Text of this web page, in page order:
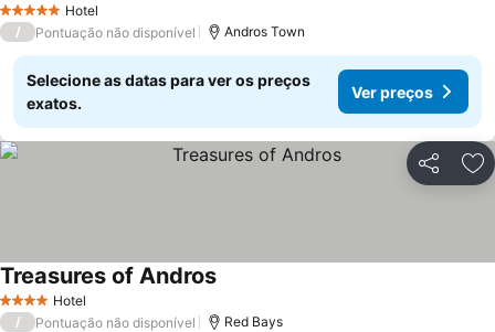
5 Estrelas Hotel
/ Pontuação não disponível Andros Town
Selecione as datas para ver os preços
exatos.
Ver preços
Partilhar
4 EstrelasHotel
Treasures of AndrosVer preços
/ Pontuação não disponível Red Bays